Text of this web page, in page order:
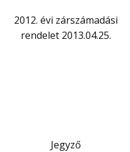
2012. évi zárszámadási
rendelet 2013.04.25.
Jegyző